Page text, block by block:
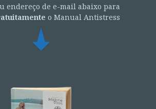
endereço de e-mail abaixo para
o Manual Antistress